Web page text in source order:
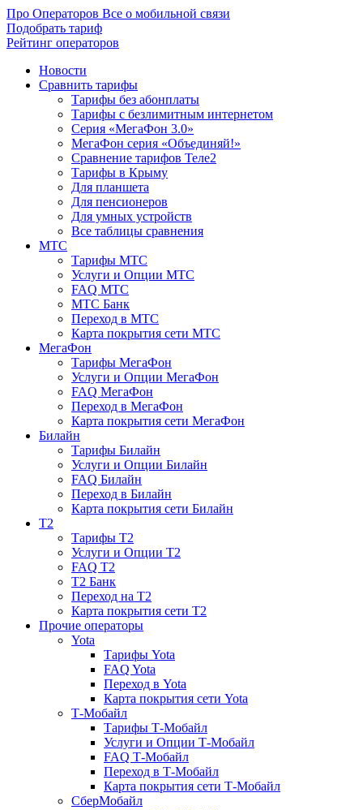
Про Операторов Все о мобильной связи
Подобрать тариф
Рейтинг операторов
Новости
Сравнить тарифы
Тарифы без абонплаты
Тарифы с безлимитным интернетом
Серия «МегаФон 3.0»
МегаФон серия «Объединяй!»
Сравнение тарифов Теле2
Тарифы в Крыму
Для планшета
Для пенсионеров
Для умных устройств
Все таблицы сравнения
МТС
Тарифы МТС
Услуги и Опции МТС
FAQ МТС
МТС Банк
Переход в МТС
Карта покрытия сети МТС
МегаФон
Тарифы МегаФон
Услуги и Опции МегаФон
FAQ МегаФон
Переход в МегаФон
Карта покрытия сети МегаФон
Билайн
Тарифы Билайн
Услуги и Опции Билайн
FAQ Билайн
Переход в Билайн
Карта покрытия сети Билайн
T2
Тарифы T2
Услуги и Опции T2
FAQ T2
T2 Банк
Переход на T2
Карта покрытия сети T2
Прочие операторы
Yota
Тарифы Yota
FAQ Yota
Переход в Yota
Карта покрытия сети Yota
Т-Мобайл
Тарифы Т-Мобайл
Услуги и Опции Т-Мобайл
FAQ Т-Мобайл
Переход в Т-Мобайл
Карта покрытия сети Т-Мобайл
СберМобайл